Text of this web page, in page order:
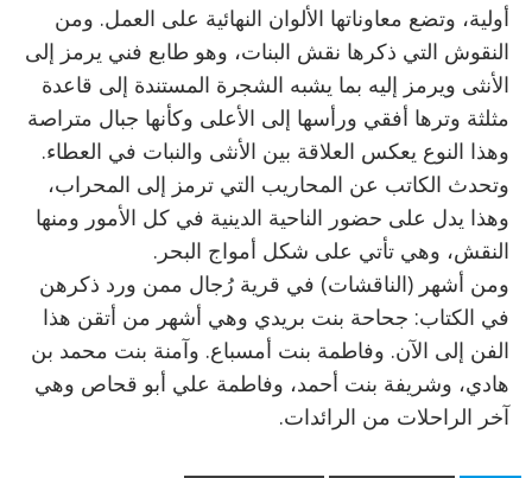
أولية، وتضع معاوناتها الألوان النهائية على العمل. ومن
النقوش التي ذكرها نقش البنات، وهو طابع فني يرمز إلى
الأنثى ويرمز إليه بما يشبه الشجرة المستندة إلى قاعدة
مثلثة وترها أفقي ورأسها إلى الأعلى وكأنها جبال متراصة
وهذا النوع يعكس العلاقة بين الأنثى والنبات في العطاء.
وتحدث الكاتب عن المحاريب التي ترمز إلى المحراب،
وهذا يدل على حضور الناحية الدينية في كل الأمور ومنها
النقش، وهي تأتي على شكل أمواج البحر.
ومن أشهر (الناقشات) في قرية رُجال ممن ورد ذكرهن
في الكتاب: جحاحة بنت بريدي وهي أشهر من أتقن هذا
الفن إلى الآن. وفاطمة بنت أمسباع. وآمنة بنت محمد بن
هادي، وشريفة بنت أحمد، وفاطمة علي أبو قحاص وهي
آخر الراحلات من الرائدات.